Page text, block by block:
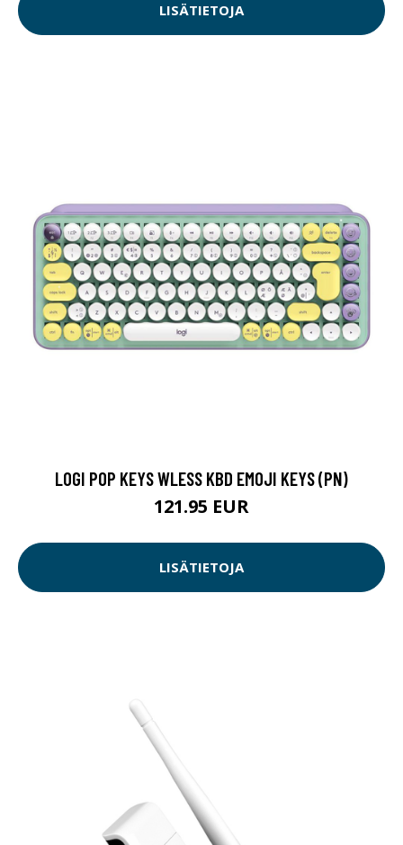
LISÄTIETOJA
LOGI POP KEYS WLESS KBD EMOJI KEYS (PN)
121.95 EUR
LISÄTIETOJA